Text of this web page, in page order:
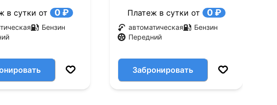
в сутки от 0 ₽
Бензин
Платеж в сутки от 0 ₽
автоматическая
Бензин
Передний
Забронировать